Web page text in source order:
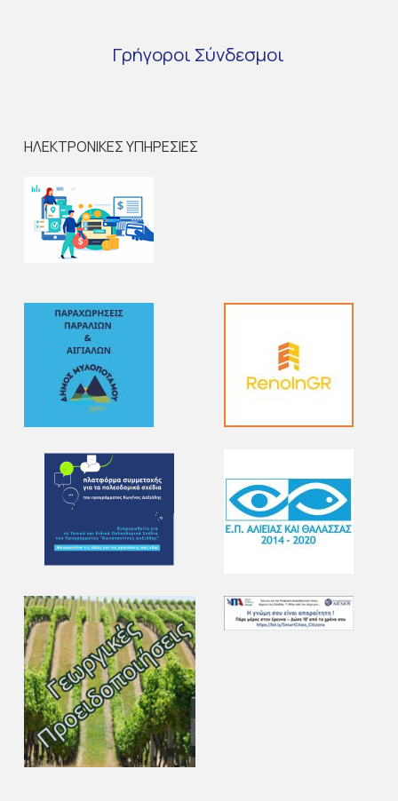
Γρήγοροι Σύνδεσμοι
ΗΛΕΚΤΡΟΝΙΚΕΣ ΥΠΗΡΕΣΙΕΣ